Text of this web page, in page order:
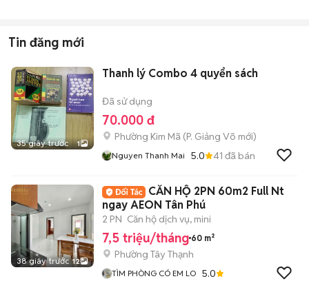
Tin đăng mới
35 giây trước 1
Thanh lý Combo 4 quyển sách
Đã sử dụng
70.000 đ
Phường Kim Mã (P. Giảng Võ mới)
Nguyen Thanh Mai 5.0 41 đã bán
38 giây trước 12
CĂN HỘ 2PN 60m2 Full Nt
ngay AEON Tân Phú
2 PN Căn hộ dịch vụ, mini
7,5 triệu/tháng 60 m²
Phường Tây Thạnh
TÌM PHÒNG CÓ EM LO 5.0